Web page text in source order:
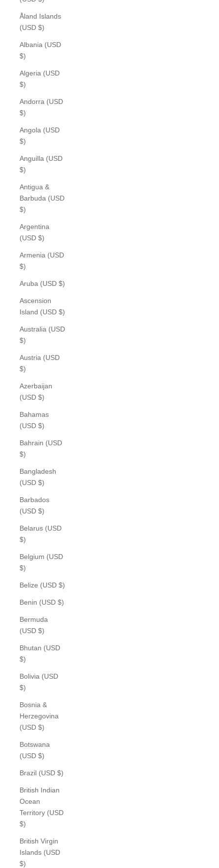
Åland Islands
(USD $)
Albania (USD
$)
Algeria (USD
$)
Andorra (USD
$)
Angola (USD
$)
Anguilla (USD
$)
Antigua &
Barbuda (USD
$)
Argentina
(USD $)
Armenia (USD
$)
Aruba (USD $)
Ascension
Island (USD $)
Australia (USD
$)
Austria (USD
$)
Azerbaijan
(USD $)
Bahamas
(USD $)
Bahrain (USD
$)
Bangladesh
(USD $)
Barbados
(USD $)
Belarus (USD
$)
Belgium (USD
$)
Belize (USD $)
Benin (USD $)
Bermuda
(USD $)
Bhutan (USD
$)
Bolivia (USD
$)
Bosnia &
Herzegovina
(USD $)
Botswana
(USD $)
Brazil (USD $)
British Indian
Ocean
Territory (USD
$)
British Virgin
Islands (USD
$)